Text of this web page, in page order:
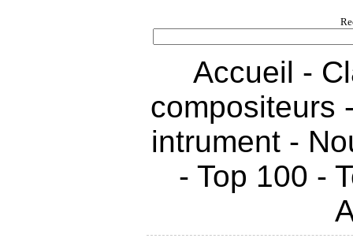
Accueil -
compositeurs
intrument -
- Top 100 -